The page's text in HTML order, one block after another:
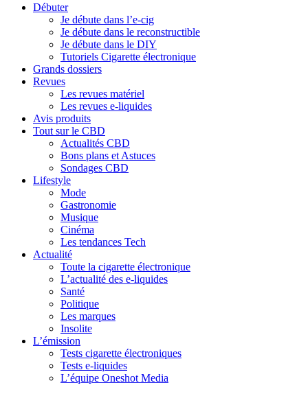
Débuter
Je débute dans l’e-cig
Je débute dans le reconstructible
Je débute dans le DIY
Tutoriels Cigarette électronique
Grands dossiers
Revues
Les revues matériel
Les revues e-liquides
Avis produits
Tout sur le CBD
Actualités CBD
Bons plans et Astuces
Sondages CBD
Lifestyle
Mode
Gastronomie
Musique
Cinéma
Les tendances Tech
Actualité
Toute la cigarette électronique
L’actualité des e-liquides
Santé
Politique
Les marques
Insolite
L’émission
Tests cigarette électroniques
Tests e-liquides
L’équipe Oneshot Media